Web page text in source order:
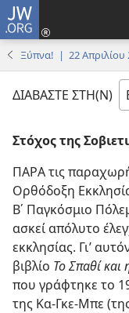
JW.ORG
Ξύπνα! | 22 Απριλίου
ΔΙΑΒΑΣΤΕ ΣΤΗ(Ν)
Στόχος της
ΠΑΡΑ τις
Ορθόδοξη
Β΄ Παγκόσμιο
ασκεί απόλυτο
εκκλησίας. Γι’
βιβλίο Το Σπαθί και
που γράφτηκε το
της Κα-Γκε-Μπε